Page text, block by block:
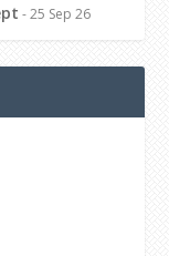
- 25 Sep 26